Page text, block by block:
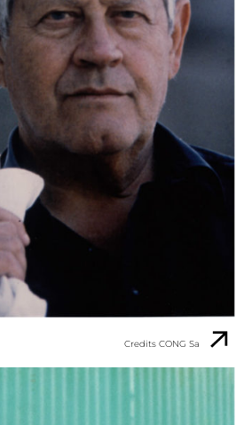
Credits CONG Sa